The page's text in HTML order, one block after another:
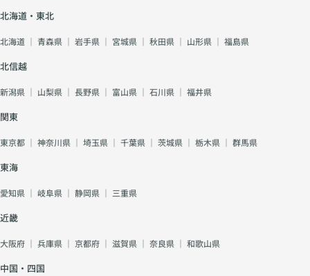
北海道・東北
北海道 ｜ 青森県 ｜ 岩手県 ｜ 宮城県 ｜ 秋田県 ｜ 山形県 ｜ 福島県
北信越
新潟県 ｜ 山梨県 ｜ 長野県 ｜ 富山県 ｜ 石川県 ｜ 福井県
関東
東京都 ｜ 神奈川県 ｜ 埼玉県 ｜ 千葉県 ｜ 茨城県 ｜ 栃木県 ｜ 群馬県
東海
愛知県 ｜ 岐阜県 ｜ 静岡県 ｜ 三重県
近畿
大阪府 ｜ 兵庫県 ｜ 京都府 ｜ 滋賀県 ｜ 奈良県 ｜ 和歌山県
中国・四国